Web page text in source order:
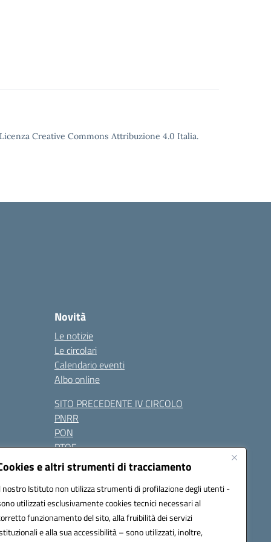
e altri strumenti di tracciamento
nostro Istituto non utilizza strumenti di profilazione degli utenti -
utilizzati esclusivamente cookies tecnici necessari al
funzionamento del sito, alla fruibilità dei servizi
e alla sua accessibilità – sono utilizzati, inoltre,
Creative Commons Attribuzione 4.0 Italia.
Novità
Le notizie
Le circolari
Calendario eventi
Albo online
SITO PRECEDENTE IV CIRCOLO
PNRR
PON
PTOF
Contatti
Seguici su: